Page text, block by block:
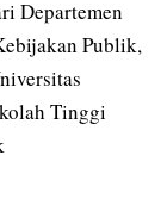
Departemen
Publik,
Tinggi